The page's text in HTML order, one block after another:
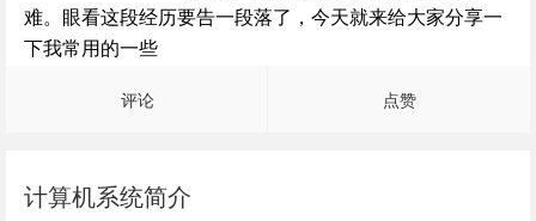
难。眼看这段经历要告一段落了，今天就来给大家分享一
下我常用的一些
评论 点赞
计算机系统简介